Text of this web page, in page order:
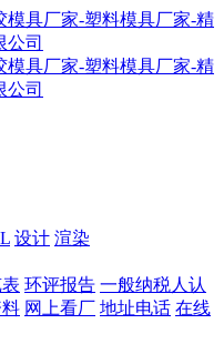
设计 渲染
环评报告 一般纳税人认
网上看厂 地址电话 在线